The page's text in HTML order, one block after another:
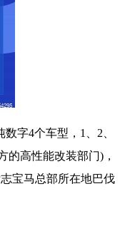
字4个车型，1、2、
的高性能改装部门)，
宝马总部所在地巴伐